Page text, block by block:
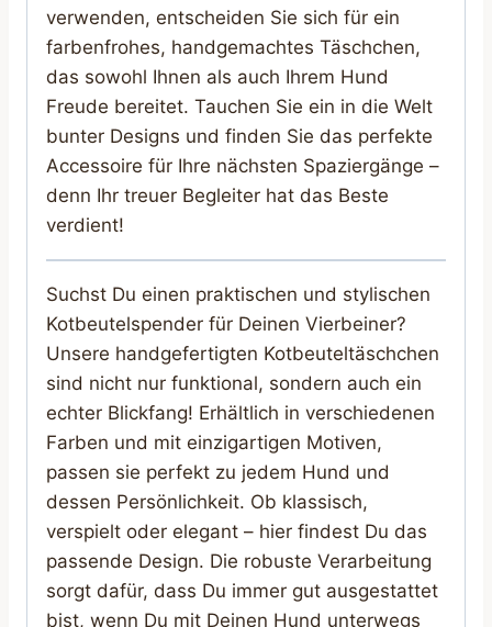
verwenden, entscheiden Sie sich für ein
farbenfrohes, handgemachtes Täschchen,
das sowohl Ihnen als auch Ihrem Hund
Freude bereitet. Tauchen Sie ein in die Welt
bunter Designs und finden Sie das perfekte
Accessoire für Ihre nächsten Spaziergänge –
denn Ihr treuer Begleiter hat das Beste
verdient!
Suchst Du einen praktischen und stylischen
Kotbeutelspender für Deinen Vierbeiner?
Unsere handgefertigten Kotbeuteltäschchen
sind nicht nur funktional, sondern auch ein
echter Blickfang! Erhältlich in verschiedenen
Farben und mit einzigartigen Motiven,
passen sie perfekt zu jedem Hund und
dessen Persönlichkeit. Ob klassisch,
verspielt oder elegant – hier findest Du das
passende Design. Die robuste Verarbeitung
sorgt dafür, dass Du immer gut ausgestattet
bist, wenn Du mit Deinen Hund unterwegs